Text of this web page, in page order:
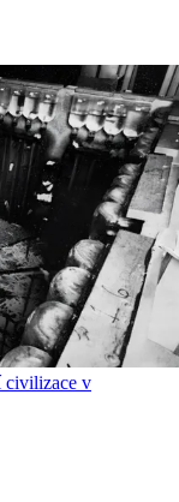
civilizace v